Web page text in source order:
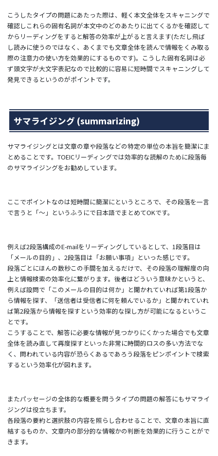
こうしたタイプの問題にあたった際は、軽く本文全体をスキャニングで
確認しこれらの固有名詞が本文中のどのあたりに出てくるかを確認して
からリーディングをすると解答の効率が上がると言えます(ただし飛ば
し読みに使うのではなく、あくまでも文章全体を読んで情報をくみ取る
際の注意力の使い方を効果的にするものです)。こうした固有名詞は必
ず頭文字が大文字表記なので比較的に容易に短時間でスキャニングして
発見できるというのがポイントです。
サマライジング (summarizing)
サマライジングとは文章の章や段落などの特定の単位の本旨を簡潔にま
とめることです。TOEICリーディングでは効率的な読解のために段落毎
のサマライジングをお勧めしています。
ここでポイントなのは短時間に簡潔にというところで、その段落を一言
で言うと「～」というふうにで日本語でまとめてOKです。
例えば2段落構成のE-mailをリーディングしているとして、1段落目は
「メールの目的」、2段落目は「お願い事項」といった感じです。
段落ごとにほんの数秒この手間を加えるだけで、その段落の理解度の向
上と情報検索の効率化に繋がります。後者はどういう意味かというと、
例えば設問で「このメールの目的は何か」と聞かれていれば第1段落か
ら情報を探す、「送信者は受信者に何を頼んでいるか」と聞かれていれ
ば第2段落から情報を探すという効率的な探し方が可能になるというこ
とです。
こうすることで、解答に必要な情報が見つかりにくかった場合でも文章
全体を読み直して再度探すといった非常に時間的ロスの多い方法でな
く、問われている内容が恐らくあるであろう段落をピンポイントで検索
するという効率化が図れます。
またパッセージの全体的な概要を問うタイプの問題の解答にもサマライ
ジングは役立ちます。
各段落の要約と選択肢の内容を照らし合わせることで、文章の本旨に直
結するものか、文章内の部分的な情報かの判断を効果的に行うことがで
きます。